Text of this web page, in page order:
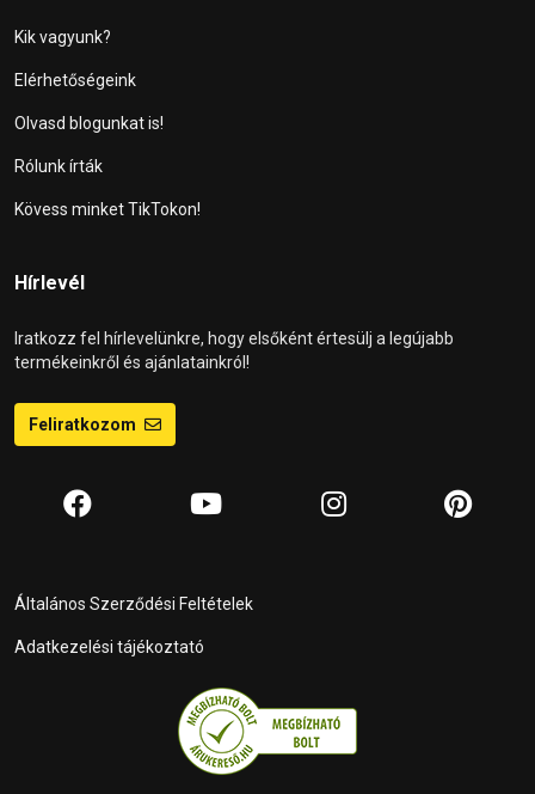
Kik vagyunk?
Elérhetőségeink
Olvasd blogunkat is!
Rólunk írták
Kövess minket TikTokon!
Hírlevél
Iratkozz fel hírlevelünkre, hogy elsőként értesülj a legújabb
termékeinkről és ajánlatainkról!
Feliratkozom
Általános Szerződési Feltételek
Adatkezelési tájékoztató